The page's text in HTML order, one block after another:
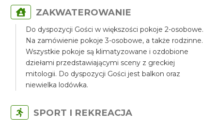
ZAKWATEROWANIE
Do dyspozycji Gości w większości pokoje 2-osobowe.
Na zamówienie pokoje 3-osobowe, a także rodzinne.
Wszystkie pokoje są klimatyzowane i ozdobione
dziełami przedstawiającymi sceny z greckiej
mitologii. Do dyspozycji Gości jest balkon oraz
niewielka lodówka.
SPORT I REKREACJA